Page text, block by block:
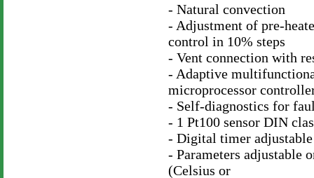
- Natural convection
- Adjustment of pre-
control in 10% steps
- Vent connection with
- Adaptive
microprocessor
- Self-diagnostics for
- 1 Pt100 sensor DIN
- Digital timer
- Parameters adjustable
(Celsius or